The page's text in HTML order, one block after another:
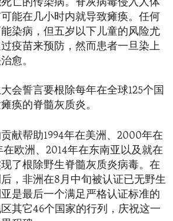
亡的传染病。脊灰病毒侵入人体
能在几小时内就导致瘫痪。任何
染病，但五岁以下儿童的风险尤
疫苗来预防，然而患者一旦染上
愈。
会誓言要根除每年在全球125个国
痪的脊髓灰质炎。
献帮助1994年在美洲、2000年在
欧洲、2014年在东南亚以及就在
了根除野生脊髓灰质炎病毒。在
，非洲在8月中旬被认证已无野生
是最后一个满足严格认证标准的
其它46个国家的行列，庆祝这一